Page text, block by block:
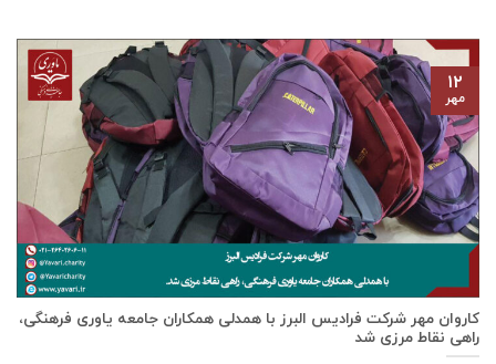
كاروان مهر شرکت فرادیس البرز با همدلی همکاران جامعه یاوری فرهنگی،
راهی نقاط مرزی شد
۱۲
مهر